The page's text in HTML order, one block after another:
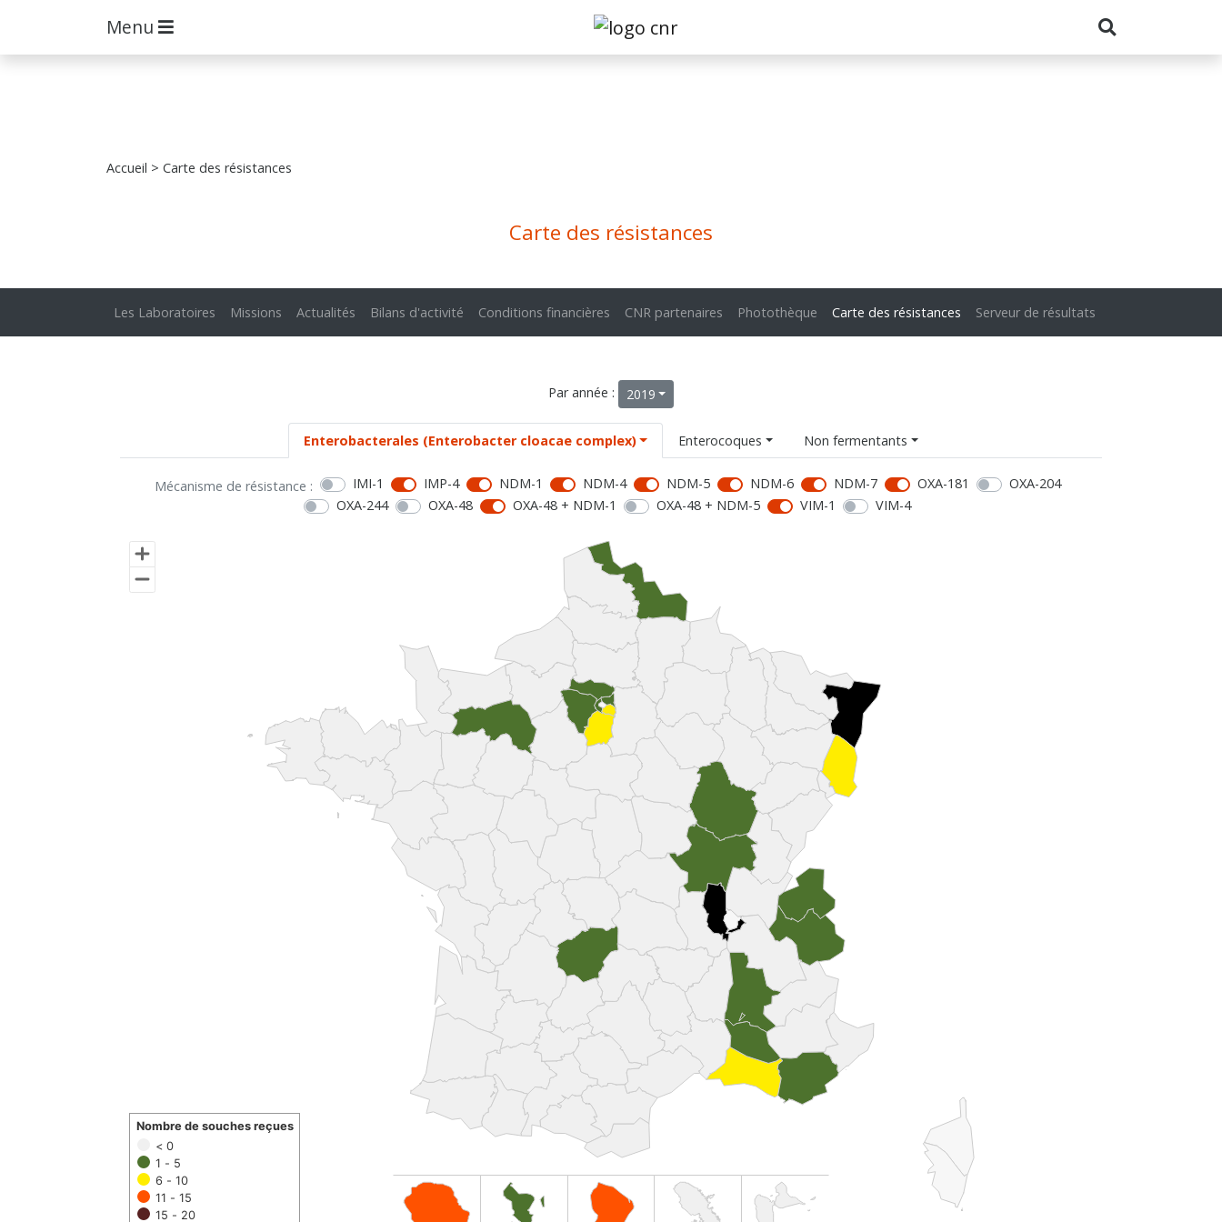
Menu
Accueil > Carte des résistances
Carte des résistances
Les Laboratoires Missions Actualités Bilans d'activité Conditions financières CNR partenaires Photothèque Carte des résistances Serveur de résultats
Par année : 2019
Enterobacterales (Enterobacter cloacae complex) Enterocoques Non fermentants
Mécanisme de résistance : IMI-1 IMP-4 NDM-1 NDM-4 NDM-5 NDM-6 NDM-7 OXA-181
OXA-204
OXA-244
OXA-48 OXA-48 + NDM-1 OXA-48 + NDM-5 VIM-1 VIM-4
< 0
1 - 5
6 - 10
11 - 15
15 - 20
Nombre de souches reçues